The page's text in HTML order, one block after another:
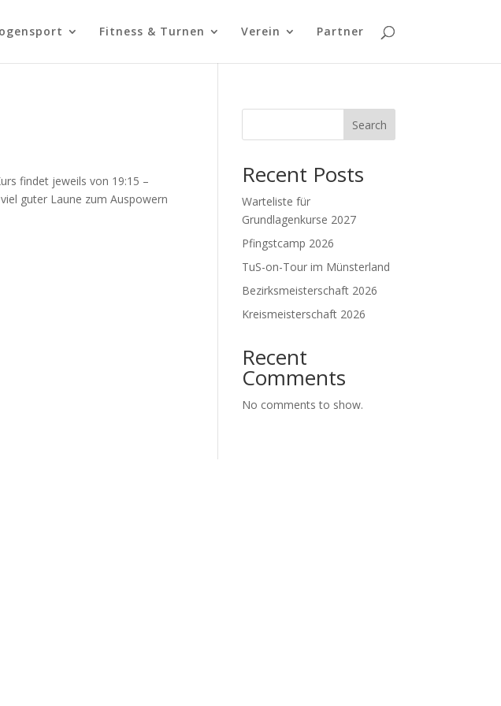
Fitness & Turnen Verein Partner
findet jeweils von 19:15 –
guter Laune zum Auspowern
Search
Recent Posts
Warteliste für
Grundlagenkurse 2027
Pfingstcamp 2026
TuS-on-Tour im Münsterland
Bezirksmeisterschaft 2026
Kreismeisterschaft 2026
Recent
Comments
No comments to show.